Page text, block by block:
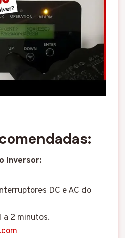
Inversor:
DC e AC do
a 2 minutos.